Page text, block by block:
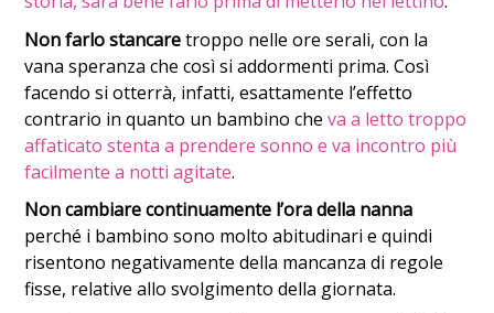
Non farlo stancaretroppo nelle ore serali, con la
vana speranza che così si addormenti prima. Così
facendo si otterrà, infatti, esattamente l’effetto
contrario in quanto un bambino cheva a letto troppo
affaticato stenta a prendere sonno e va incontro più
facilmente a notti agitate.
Non cambiare continuamente l’ora della nanna
perché i bambino sono molto abitudinari e quindi
risentono negativamente della mancanza di regole
fisse, relative allo svolgimento della giornata.